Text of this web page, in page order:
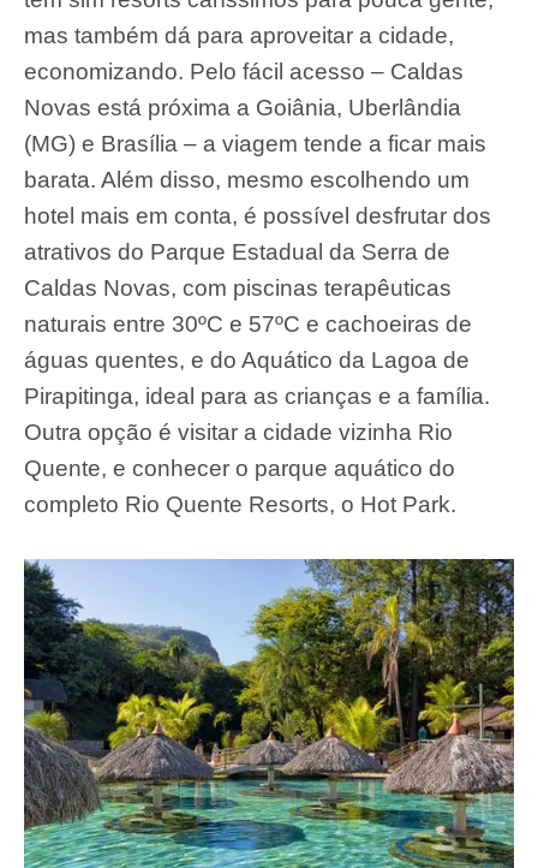
mas também dá para aproveitar a cidade,
economizando. Pelo fácil acesso – Caldas
Novas está próxima a Goiânia, Uberlândia
(MG) e Brasília – a viagem tende a ficar mais
barata. Além disso, mesmo escolhendo um
hotel mais em conta, é possível desfrutar dos
atrativos do Parque Estadual da Serra de
Caldas Novas, com piscinas terapêuticas
naturais entre 30ºC e 57ºC e cachoeiras de
águas quentes, e do Aquático da Lagoa de
Pirapitinga, ideal para as crianças e a família.
Outra opção é visitar a cidade vizinha Rio
Quente, e conhecer o parque aquático do
completo Rio Quente Resorts, o Hot Park.